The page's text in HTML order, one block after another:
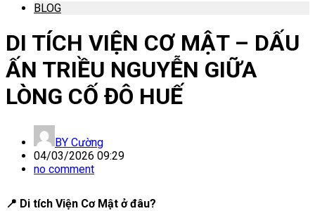
BLOG
DI TÍCH VIỆN CƠ MẬT – DẤU
ẤN TRIỀU NGUYỄN GIỮA
LÒNG CỐ ĐÔ HUẾ
BY Cường
04/03/2026 09:29
no comment
📍 Di tích Viện Cơ Mật ở đâu?